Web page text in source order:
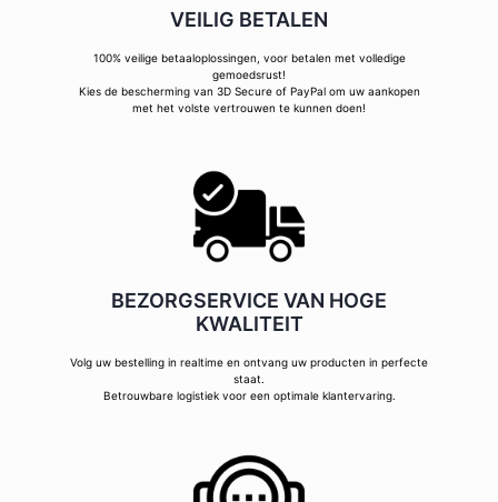
VEILIG BETALEN
100% veilige betaaloplossingen, voor betalen met volledige
gemoedsrust!
Kies de bescherming van 3D Secure of PayPal om uw aankopen
met het volste vertrouwen te kunnen doen!
BEZORGSERVICE VAN HOGE
KWALITEIT
Volg uw bestelling in realtime en ontvang uw producten in perfecte
staat.
Betrouwbare logistiek voor een optimale klantervaring.